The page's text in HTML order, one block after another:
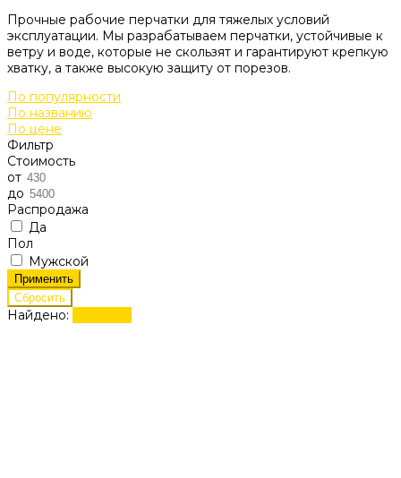
Прочные рабочие перчатки для тяжелых условий
эксплуатации. Мы разрабатываем перчатки, устойчивые к
ветру и воде, которые не скользят и гарантируют крепкую
хватку, а также высокую защиту от порезов.
По популярности
По названию
По цене
Фильтр
Стоимость
от
до
Распродажа
Да
Пол
Мужской
Найдено: